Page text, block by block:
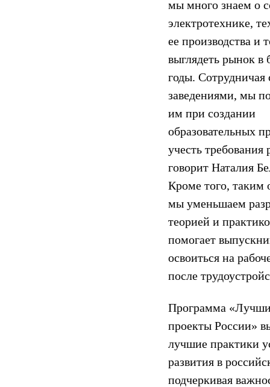
мы много знаем о
электротехнике,
ее производства и
выглядеть рынок
годы.
заведениями, мы
им при создании
образовательных
учесть
говорит Наталия
Кроме того, таким
мы уменьшаем
теорией и
помогает
освоиться на
после
Программа
проекты России»
лучшие практики
развития в
подчеркивая